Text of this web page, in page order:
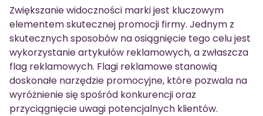
Zwiększanie widoczności marki jest kluczowym
elementem skutecznej promocji firmy. Jednym z
skutecznych sposobów na osiągnięcie tego celu jest
wykorzystanie artykułów reklamowych, a zwłaszcza
flag reklamowych. Flagi reklamowe stanowią
doskonałe narzędzie promocyjne, które pozwala na
wyróżnienie się spośród konkurencji oraz
przyciągnięcie uwagi potencjalnych klientów.